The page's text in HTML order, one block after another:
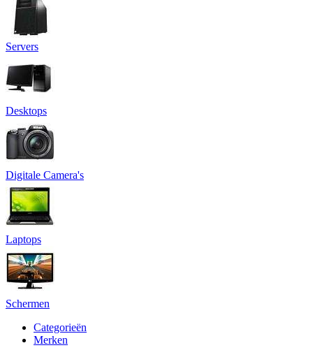
Servers
Desktops
Digitale Camera's
Laptops
Schermen
Categorieën
Merken